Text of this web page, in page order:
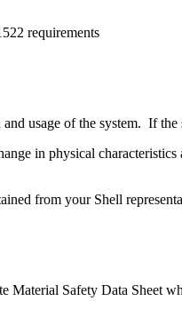
requirements
usage of the system. If
in physical
from your Shell
Material Safety Data Sheet